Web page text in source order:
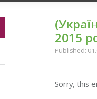
2015
Published:
Sorry, this